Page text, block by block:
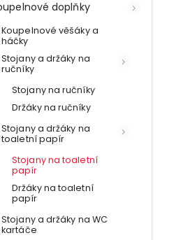
doplňky
Koupelnové věšáky a
háčky
Stojany a držáky na
ručníky
Stojany na ručníky
Držáky na ručníky
Stojany a držáky na
toaletní papír
Stojany na toaletní
papír
Držáky na toaletní
papír
Stojany a držáky na WC
kartáče